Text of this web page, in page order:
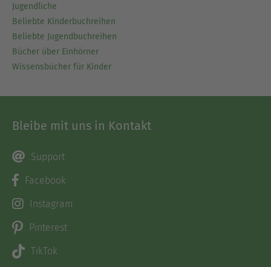
Jugendliche
Beliebte Kinderbuchreihen
Beliebte Jugendbuchreihen
Bücher über Einhörner
Wissensbücher für Kinder
Bleibe mit uns in Kontakt
Support
Facebook
Instagram
Pinterest
TikTok